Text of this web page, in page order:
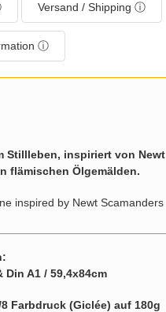
Versand / Shipping ⓘ
ⓘ
Stillleben, inspiriert von Newt
flämischen Ölgemälden.
inspired by Newt Scamanders
Din A1 / 59,4x84cm
Farbdruck (Giclée) auf 180g